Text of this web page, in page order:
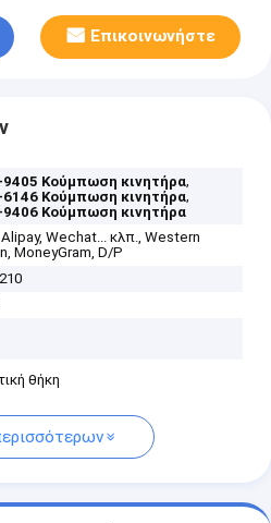
Επικοινωνήστε
9405 Κούμπωση κινητήρα,
6146 Κούμπωση κινητήρα,
9406 Κούμπωση κινητήρα
Wechat... κλπ., Western
MoneyGram, D/P
θήκη